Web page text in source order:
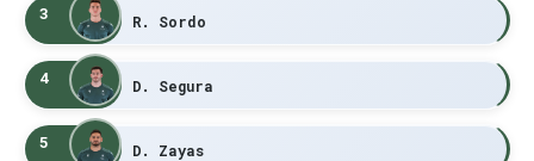
3 R. Sordo
4 D. Segura
5 D. Zayas